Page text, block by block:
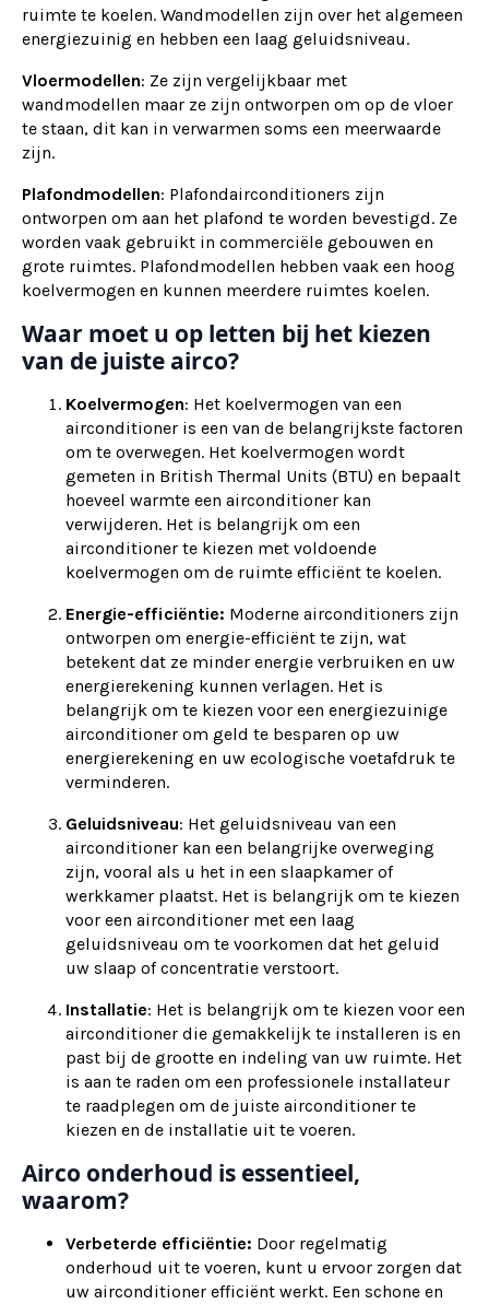
ruimte te koelen. Wandmodellen zijn over het algemeen
energiezuinig en hebben een laag geluidsniveau.
Vloermodellen: Ze zijn vergelijkbaar met
wandmodellen maar ze zijn ontworpen om op de vloer
te staan, dit kan in verwarmen soms een meerwaarde
zijn.
Plafondmodellen: Plafondairconditioners zijn
ontworpen om aan het plafond te worden bevestigd. Ze
worden vaak gebruikt in commerciële gebouwen en
grote ruimtes. Plafondmodellen hebben vaak een hoog
koelvermogen en kunnen meerdere ruimtes koelen.
Waar moet u op letten bij het kiezen
van de juiste airco?
Koelvermogen: Het koelvermogen van een
airconditioner is een van de belangrijkste factoren
om te overwegen. Het koelvermogen wordt
gemeten in British Thermal Units (BTU) en bepaalt
hoeveel warmte een airconditioner kan
verwijderen. Het is belangrijk om een
airconditioner te kiezen met voldoende
koelvermogen om de ruimte efficiënt te koelen.
Energie-efficiëntie: Moderne airconditioners zijn
ontworpen om energie-efficiënt te zijn, wat
betekent dat ze minder energie verbruiken en uw
energierekening kunnen verlagen. Het is
belangrijk om te kiezen voor een energiezuinige
airconditioner om geld te besparen op uw
energierekening en uw ecologische voetafdruk te
verminderen.
Geluidsniveau: Het geluidsniveau van een
airconditioner kan een belangrijke overweging
zijn, vooral als u het in een slaapkamer of
werkkamer plaatst. Het is belangrijk om te kiezen
voor een airconditioner met een laag
geluidsniveau om te voorkomen dat het geluid
uw slaap of concentratie verstoort.
Installatie: Het is belangrijk om te kiezen voor een
airconditioner die gemakkelijk te installeren is en
past bij de grootte en indeling van uw ruimte. Het
is aan te raden om een professionele installateur
te raadplegen om de juiste airconditioner te
kiezen en de installatie uit te voeren.
Airco onderhoud is essentieel,
waarom?
Verbeterde efficiëntie: Door regelmatig
onderhoud uit te voeren, kunt u ervoor zorgen dat
uw airconditioner efficiënt werkt. Een schone en